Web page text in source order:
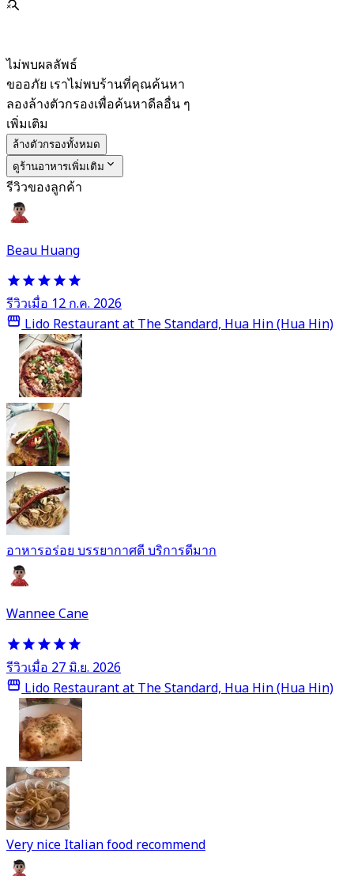
ไม่พบผลลัพธ์
ขออภัย เราไม่พบร้านที่คุณค้นหา
ลองล้างตัวกรองเพื่อค้นหาดีลอื่น ๆ
เพิ่มเติม
ล้างตัวกรองทั้งหมด
ดูร้านอาหารเพิ่มเติม
รีวิวของลูกค้า
Beau Huang
รีวิวเมื่อ 12 ก.ค. 2026
Lido Restaurant at The Standard, Hua Hin (Hua Hin)
อาหารอร่อย บรรยากาศดี บริการดีมาก
Wannee Cane
รีวิวเมื่อ 27 มิ.ย. 2026
Lido Restaurant at The Standard, Hua Hin (Hua Hin)
Very nice Italian food recommend